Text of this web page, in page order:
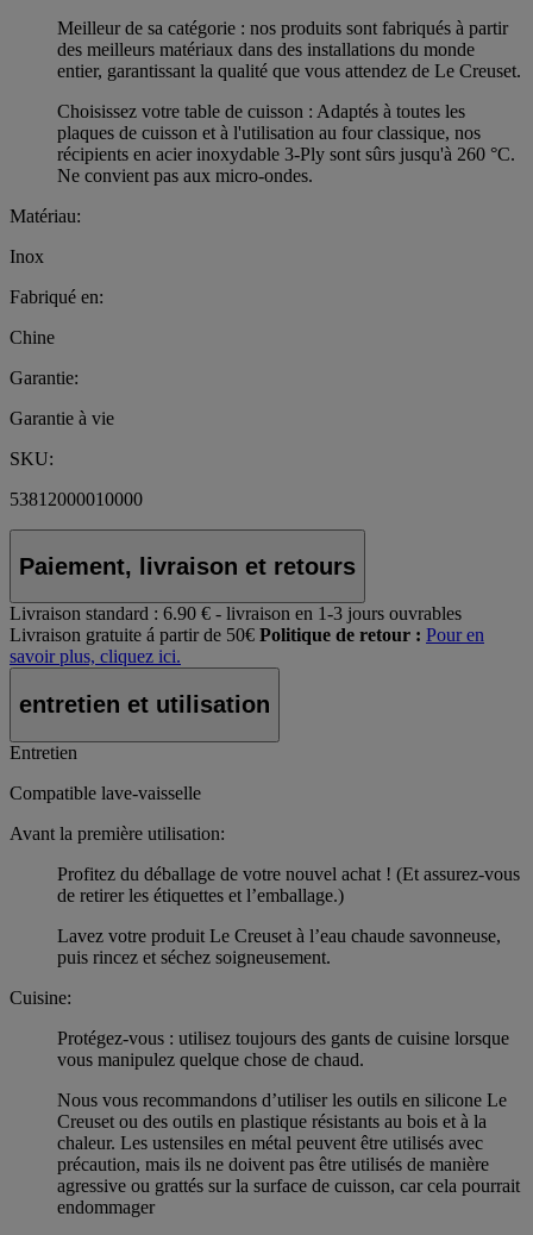
Meilleur de sa catégorie : nos produits sont fabriqués à partir
des meilleurs matériaux dans des installations du monde
entier, garantissant la qualité que vous attendez de Le Creuset.
Choisissez votre table de cuisson : Adaptés à toutes les
plaques de cuisson et à l'utilisation au four classique, nos
récipients en acier inoxydable 3-Ply sont sûrs jusqu'à 260 °C.
Ne convient pas aux micro-ondes.
Matériau:
Inox
Fabriqué en:
Chine
Garantie:
Garantie à vie
SKU:
53812000010000
Paiement, livraison et retours
Livraison standard : 6.90 € - livraison en 1-3 jours ouvrables
Livraison gratuite á partir de 50€ Politique de retour : Pour en
savoir plus, cliquez ici.
entretien et utilisation
Entretien
Compatible lave-vaisselle
Avant la première utilisation:
Profitez du déballage de votre nouvel achat ! (Et assurez-vous
de retirer les étiquettes et l’emballage.)
Lavez votre produit Le Creuset à l’eau chaude savonneuse,
puis rincez et séchez soigneusement.
Cuisine:
Protégez-vous : utilisez toujours des gants de cuisine lorsque
vous manipulez quelque chose de chaud.
Nous vous recommandons d’utiliser les outils en silicone Le
Creuset ou des outils en plastique résistants au bois et à la
chaleur. Les ustensiles en métal peuvent être utilisés avec
précaution, mais ils ne doivent pas être utilisés de manière
agressive ou grattés sur la surface de cuisson, car cela pourrait
endommager